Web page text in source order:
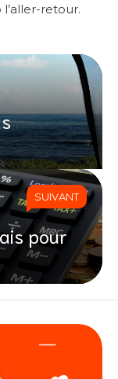
retour.
SUIVANT
pour